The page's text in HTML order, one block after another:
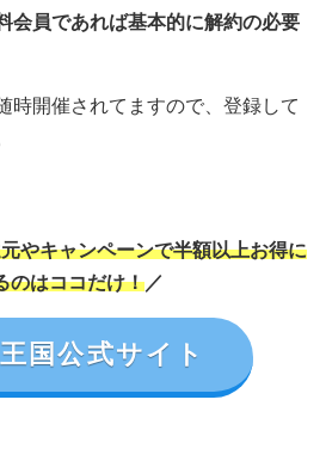
会員であれば基本的に解約の必要
時開催されてますので、登録して
やキャンペーンで半額以上お得に
のはココだけ！／
国公式サイト